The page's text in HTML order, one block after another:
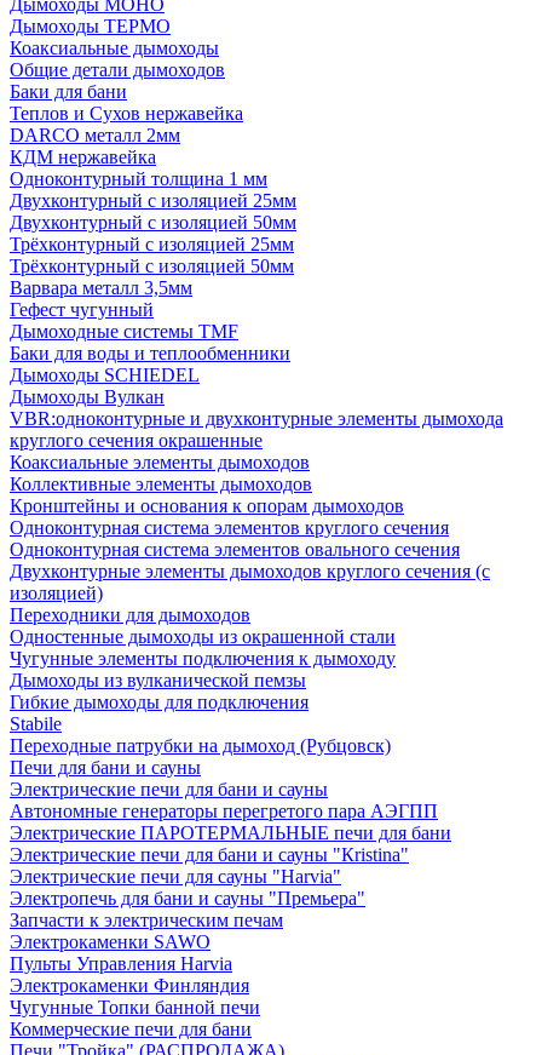
Дымоходы МОНО
Дымоходы ТЕРМО
Коаксиальные дымоходы
Общие детали дымоходов
Баки для бани
Теплов и Сухов нержавейка
DARCO металл 2мм
КДМ нержавейка
Одноконтурный толщина 1 мм
Двухконтурный с изоляцией 25мм
Двухконтурный с изоляцией 50мм
Трёхконтурный с изоляцией 25мм
Трёхконтурный с изоляцией 50мм
Варвара металл 3,5мм
Гефест чугунный
Дымоходные системы TMF
Баки для воды и теплообменники
Дымоходы SCHIEDEL
Дымоходы Вулкан
VBR:одноконтурные и двухконтурные элементы дымохода
круглого сечения окрашенные
Коаксиальные элементы дымоходов
Коллективные элементы дымоходов
Кронштейны и основания к опорам дымоходов
Одноконтурная система элементов круглого сечения
Одноконтурная система элементов овального сечения
Двухконтурные элементы дымоходов круглого сечения (с
изоляцией)
Переходники для дымоходов
Одностенные дымоходы из окрашенной стали
Чугунные элементы подключения к дымоходу
Дымоходы из вулканической пемзы
Гибкие дымоходы для подключения
Stabile
Переходные патрубки на дымоход (Рубцовск)
Печи для бани и сауны
Электрические печи для бани и сауны
Автономные генераторы перегретого пара АЭГПП
Электрические ПАРОТЕРМАЛЬНЫЕ печи для бани
Электрические печи для бани и сауны "Кristina"
Электрические печи для сауны "Harvia"
Электропечь для бани и сауны "Премьера"
Запчасти к электрическим печам
Электрокаменки SAWO
Пульты Управления Harvia
Электрокаменки Финляндия
Чугунные Топки банной печи
Коммерческие печи для бани
Печи "Тройка" (РАСПРОДАЖА)